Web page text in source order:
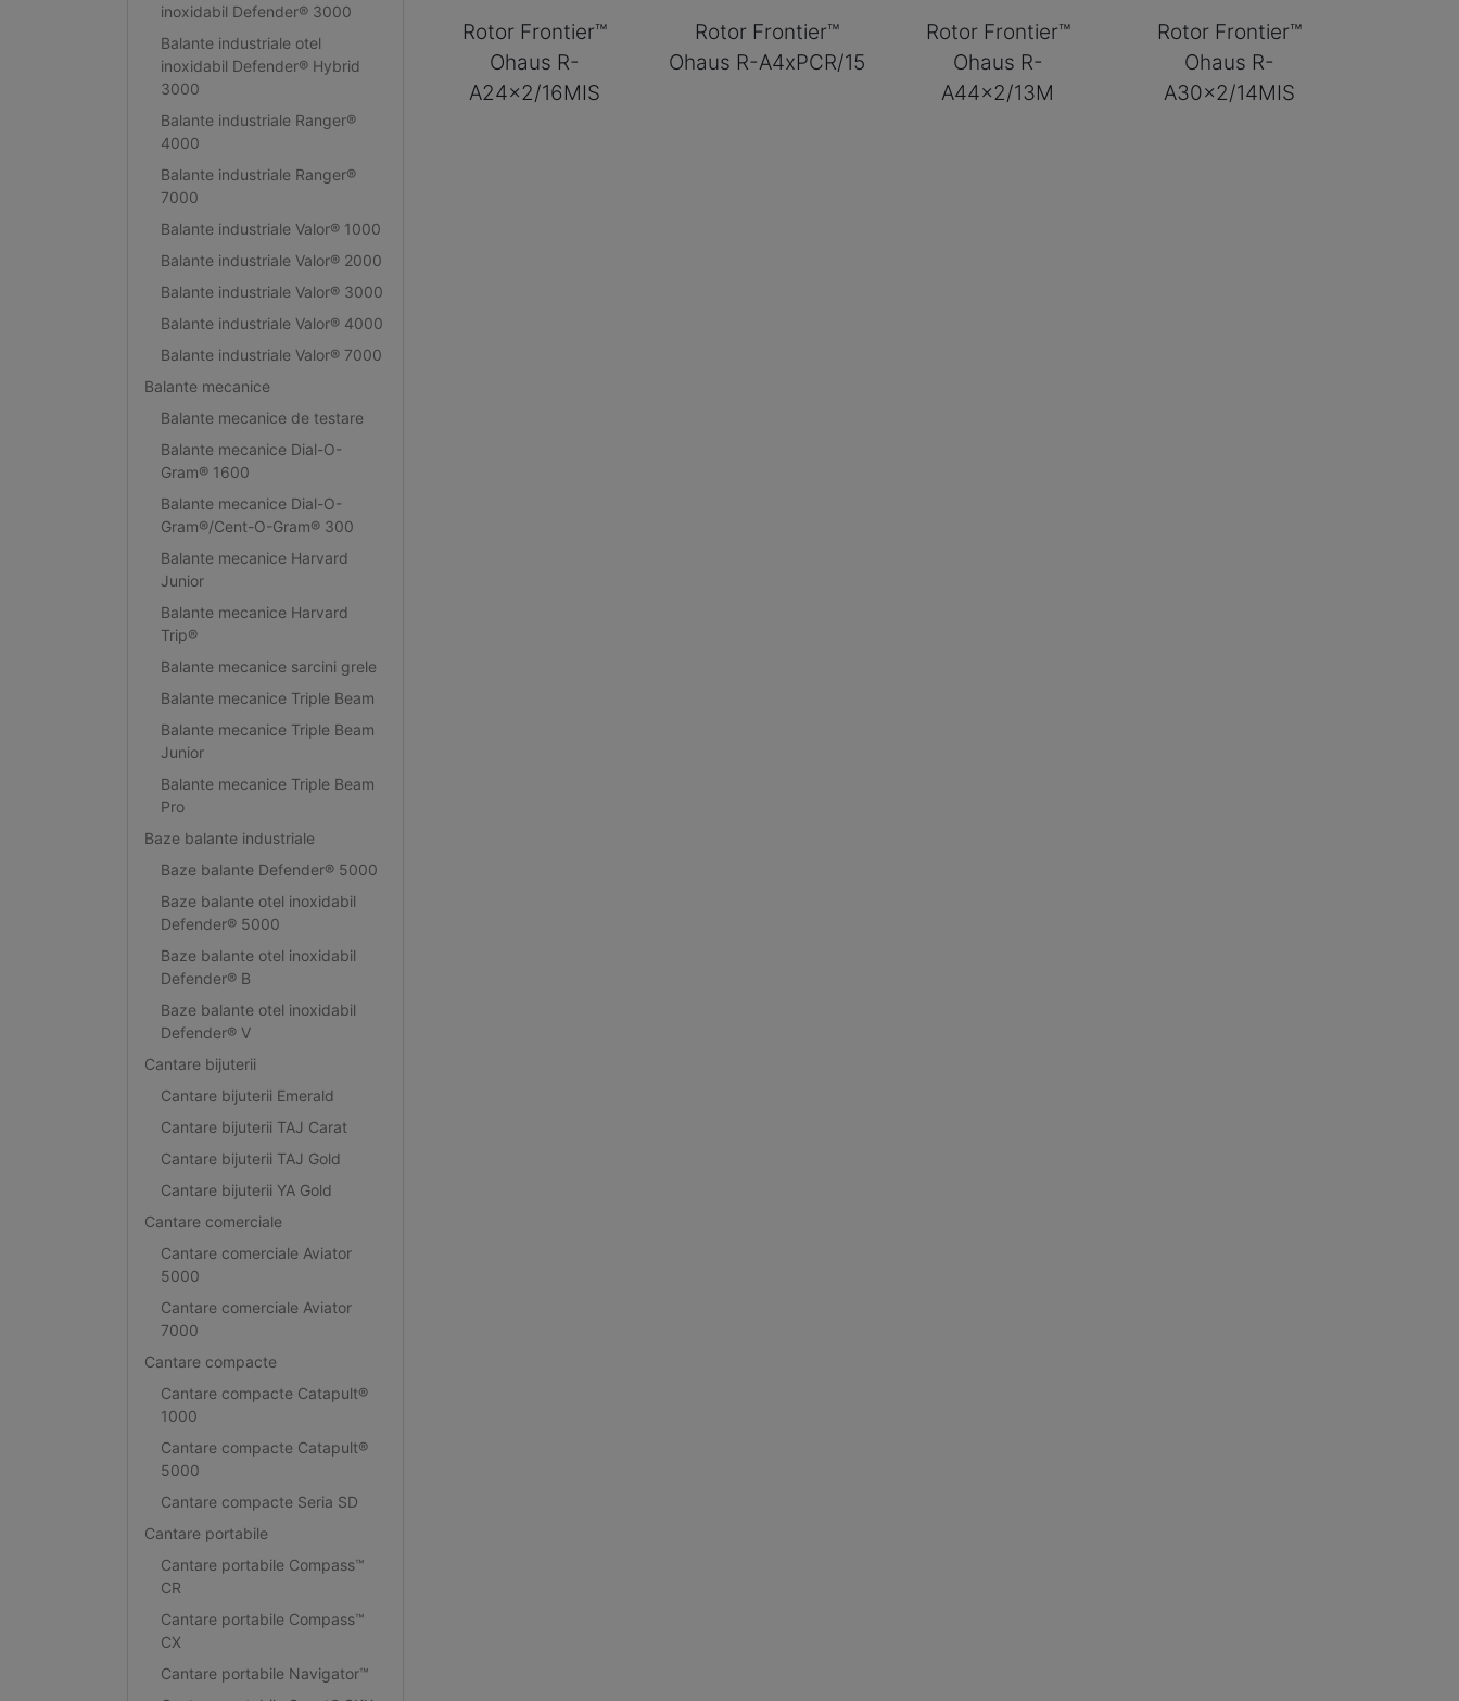
inoxidabil Defender® 3000
Balante industriale otel
inoxidabil Defender® Hybrid
3000
Balante industriale Ranger®
4000
Balante industriale Ranger®
7000
Balante industriale Valor® 1000
Balante industriale Valor® 2000
Balante industriale Valor® 3000
Balante industriale Valor® 4000
Balante industriale Valor® 7000
Balante mecanice
Balante mecanice de testare
Balante mecanice Dial-O-
Gram® 1600
Balante mecanice Dial-O-
Gram®/Cent-O-Gram® 300
Balante mecanice Harvard
Junior
Balante mecanice Harvard
Trip®
Balante mecanice sarcini grele
Balante mecanice Triple Beam
Balante mecanice Triple Beam
Junior
Balante mecanice Triple Beam
Pro
Baze balante industriale
Baze balante Defender® 5000
Baze balante otel inoxidabil
Defender® 5000
Baze balante otel inoxidabil
Defender® B
Baze balante otel inoxidabil
Defender® V
Cantare bijuterii
Cantare bijuterii Emerald
Cantare bijuterii TAJ Carat
Cantare bijuterii TAJ Gold
Cantare bijuterii YA Gold
Cantare comerciale
Cantare comerciale Aviator
5000
Cantare comerciale Aviator
7000
Cantare compacte
Cantare compacte Catapult®
1000
Cantare compacte Catapult®
5000
Cantare compacte Seria SD
Cantare portabile
Cantare portabile Compass™
CR
Cantare portabile Compass™
CX
Cantare portabile Navigator™
Rotor Frontier™
Ohaus R-
A24x2/16MIS
Rotor Frontier™
Ohaus R-A4xPCR/15
Rotor Frontier™
Ohaus R-
A44x2/13M
Rotor Frontier™
Ohaus R-
A30x2/14MIS